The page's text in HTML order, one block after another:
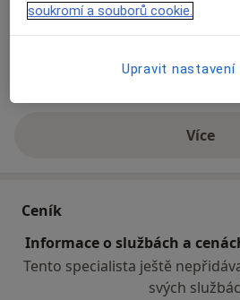
Diabetes mellitus 1. typu
Více
o
Ceník
Informace o službách a
Tento specialista ještě
svých
soukromí a souborů cookie.
Upravit nastavení